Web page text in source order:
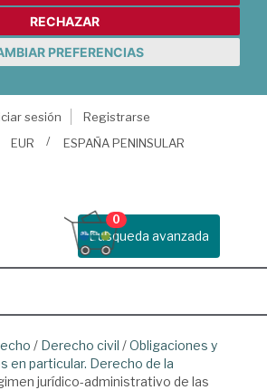
RECHAZAR
PREFERENCIAS
sesión
Registrarse
EUR ESPAÑA PENINSULAR
Busqueda avanzada
0
/ Derecho civil /Obligaciones y
en particular. Derecho de la
jurídico-administrativo de las